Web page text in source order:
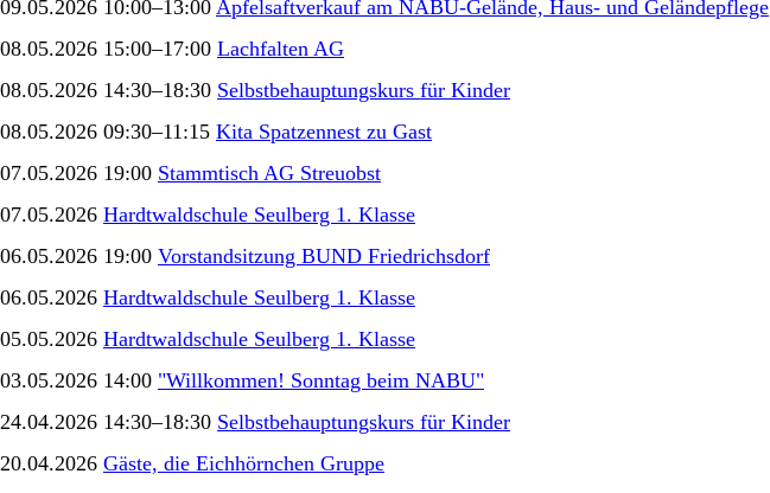
09.05.2026 10:00–13:00 Apfelsaftverkauf am NABU-Gelände, Haus- und Geländepflege
08.05.2026 15:00–17:00 Lachfalten AG
08.05.2026 14:30–18:30 Selbstbehauptungskurs für Kinder
08.05.2026 09:30–11:15 Kita Spatzennest zu Gast
07.05.2026 19:00 Stammtisch AG Streuobst
07.05.2026 Hardtwaldschule Seulberg 1. Klasse
06.05.2026 19:00 Vorstandsitzung BUND Friedrichsdorf
06.05.2026 Hardtwaldschule Seulberg 1. Klasse
05.05.2026 Hardtwaldschule Seulberg 1. Klasse
03.05.2026 14:00 "Willkommen! Sonntag beim NABU"
24.04.2026 14:30–18:30 Selbstbehauptungskurs für Kinder
20.04.2026 Gäste, die Eichhörnchen Gruppe